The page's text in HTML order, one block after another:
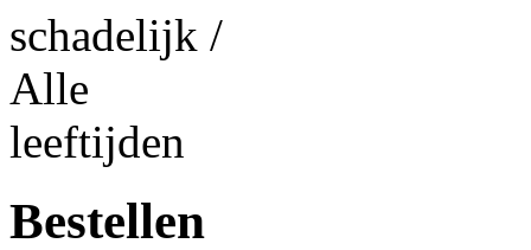
Bestellen